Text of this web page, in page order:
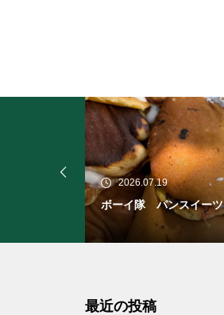
2026.07.19
ボーイ隊 パンスイーツ
最近の投稿